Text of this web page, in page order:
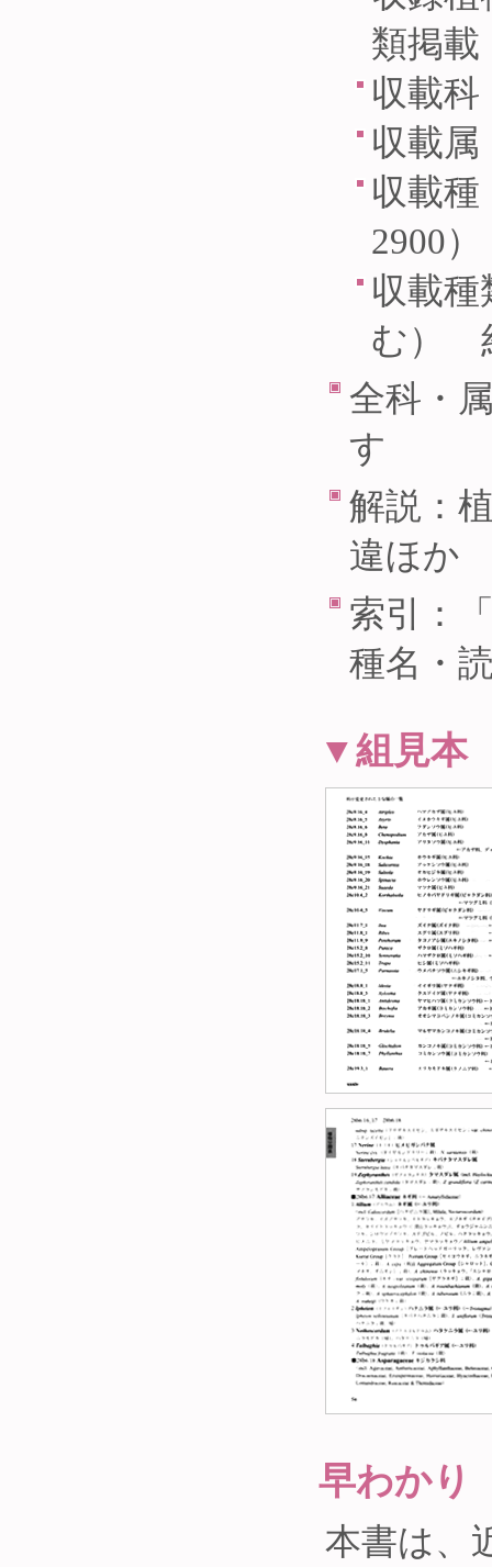
類掲載
収載
収載
収載
2900）
収載種
む）
全科・
す
解説：
違ほか
索引：
種名・
▼組見本
早わかり
本書は、